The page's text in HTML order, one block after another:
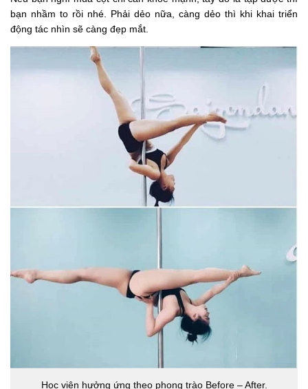
bạn nhầm to rồi nhé. Phải dẻo nữa, càng dẻo thì khi khai triển
động tác nhìn sẽ càng đẹp mắt.
Học viên hưởng ứng theo phong trào Before – After.